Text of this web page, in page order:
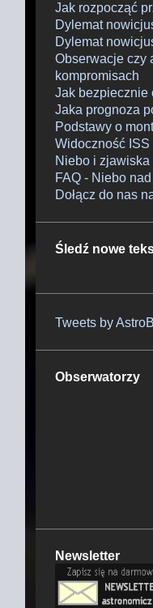
Jak rozpocząć
Dylemat
Dylemat
Obserwacje czy
kompromisach
Jak bezpiecznie
Jaka prognoza
Podstawy o
Widoczność ISS
Niebo i
FAQ - Niebo
Dołącz do nas
Śledź nowe
Tweets by
Obserwatorzy
Newsletter